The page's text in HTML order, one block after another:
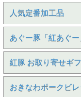
人気定番加工品
あぐー豚「紅あぐ
紅豚 お取り寄せギ
おきなわポークビ